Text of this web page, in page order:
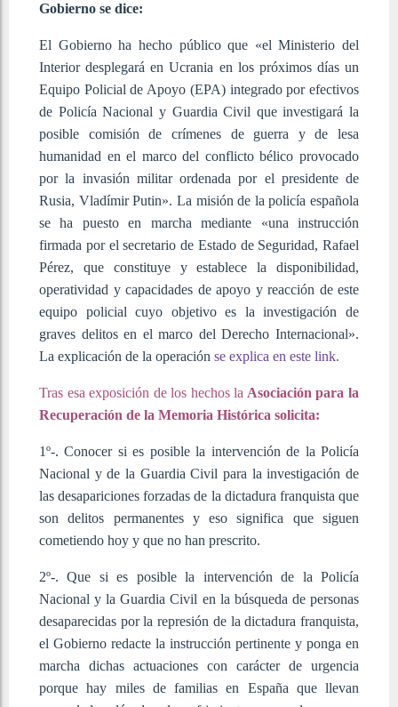
Gobierno se dice:
El Gobierno ha hecho público que «el Ministerio del
Interior desplegará en Ucrania en los próximos días un
Equipo Policial de Apoyo (EPA) integrado por efectivos
de Policía Nacional y Guardia Civil que investigará la
posible comisión de crímenes de guerra y de lesa
humanidad en el marco del conflicto bélico provocado
por la invasión militar ordenada por el presidente de
Rusia, Vladímir Putin». La misión de la policía española
se ha puesto en marcha mediante «una instrucción
firmada por el secretario de Estado de Seguridad, Rafael
Pérez, que constituye y establece la disponibilidad,
operatividad y capacidades de apoyo y reacción de este
equipo policial cuyo objetivo es la investigación de
graves delitos en el marco del Derecho Internacional».
La explicación de la operación se explica en este link.
Tras esa exposición de los hechos la Asociación para la
Recuperación de la Memoria Histórica solicita:
1º-. Conocer si es posible la intervención de la Policía
Nacional y de la Guardia Civil para la investigación de
las desapariciones forzadas de la dictadura franquista que
son delitos permanentes y eso significa que siguen
cometiendo hoy y que no han prescrito.
2º-. Que si es posible la intervención de la Policía
Nacional y la Guardia Civil en la búsqueda de personas
desaparecidas por la represión de la dictadura franquista,
el Gobierno redacte la instrucción pertinente y ponga en
marcha dichas actuaciones con carácter de urgencia
porque hay miles de familias en España que llevan